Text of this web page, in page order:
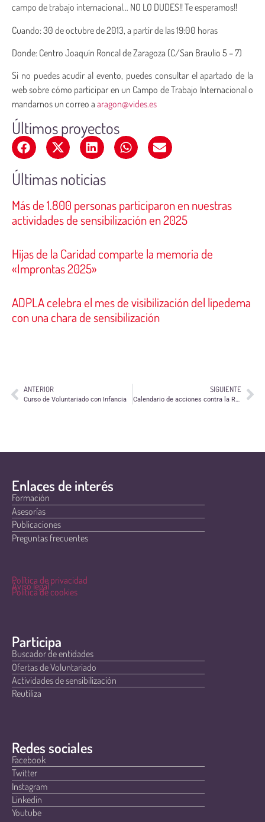
campo de trabajo internacional… NO LO DUDES!! Te esperamos!!
Cuando: 30 de octubre de 2013, a partir de las 19:00 horas
Donde: Centro Joaquín Roncal de Zaragoza (C/San Braulio 5 – 7)
Si no puedes acudir al evento, puedes consultar el apartado de la
web sobre cómo participar en un Campo de Trabajo Internacional o
mandarnos un correo a aragon@vides.es
Últimos proyectos
Últimas noticias
Más de 1.800 personas participaron en nuestras
actividades de sensibilización en 2025
Hijas de la Caridad comparte la memoria de
«Improntas 2025»
ADPLA celebra el mes de visibilización del lipedema
con una chara de sensibilización
ANTERIOR
Curso de Voluntariado con Infancia
SIGUIENTE
Calendario de acciones contra la Reforma de la Ley de la Administración Local
Enlaces de interés
Formación
Asesorías
Publicaciones
Preguntas frecuentes
Política de privacidad
Aviso legal
Política de cookies
Participa
Buscador de entidades
Ofertas de Voluntariado
Actividades de sensibilización
Reutiliza
Redes sociales
Facebook
Twitter
Instagram
Linkedin
Youtube